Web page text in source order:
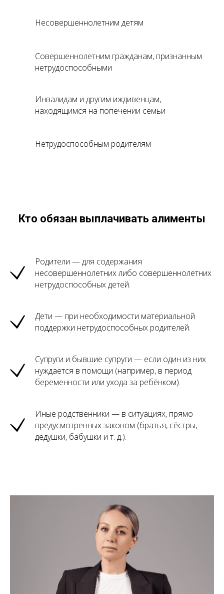
Несовершеннолетним детям
Совершеннолетним гражданам, признанным
нетрудоспособными
Инвалидам и другим иждивенцам,
находящимся на попечении семьи
Нетрудоспособным родителям
Кто обязан выплачивать алименты
Родители — для содержания
несовершеннолетних либо совершеннолетних
нетрудоспособных детей.
Дети — при необходимости материальной
поддержки нетрудоспособных родителей.
Супруги и бывшие супруги — если один из них
нуждается в помощи (например, в период
беременности или ухода за ребёнком).
Иные родственники — в ситуациях, прямо
предусмотренных законом (братья, сёстры,
дедушки, бабушки и т. д.).